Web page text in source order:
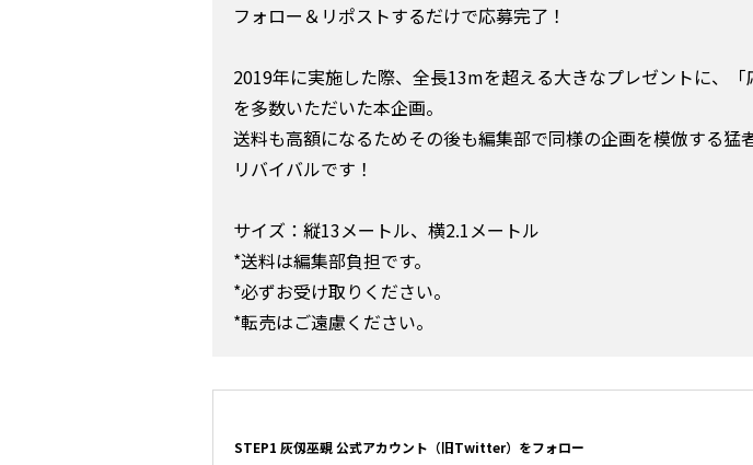
フォロー＆リポストするだけで応募完了！
2019年に実施した際、全長13mを超える大きなプレゼントに、
を多数いただいた本企画。
送料も高額になるためその後も編集部で同様の企画を模倣する猛
リバイバルです！
サイズ：縦13メートル、横2.1メートル
*送料は編集部負担です。
*必ずお受け取りください。
*転売はご遠慮ください。
STEP1 灰仭巫覡 公式アカウント（旧Twitter）をフォロー